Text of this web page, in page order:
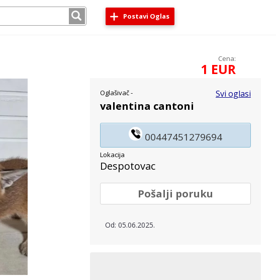
Postavi Oglas
Cena:
1 EUR
Svi oglasi
Oglašivač -
valentina cantoni
00447451279694
Lokacija
Despotovac
Pošalji poruku
Od: 05.06.2025.